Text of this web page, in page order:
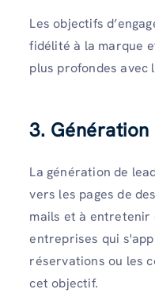
Les objectifs
fidélité à la marque
plus profondes avec
3. Génération
La génération de
vers les pages de
mails et à entretenir
entreprises qui
réservations ou les
cet objectif.